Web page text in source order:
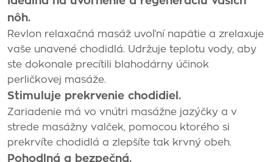
nôh.
Revlon relaxačná masáž uvoľní napätie a zrelaxuje
vaše unavené chodidlá. Udržuje teplotu vody, aby
ste dokonale precítili blahodárny účinok
perličkovej masáže.
Stimuluje prekrvenie chodidiel.
Zariadenie má vo vnútri masážne jazýčky a v
strede masážny valček, pomocou ktorého si
prekrvíte chodidlá a zlepšíte tak krvný obeh.
Pohodlná a bezpečná.